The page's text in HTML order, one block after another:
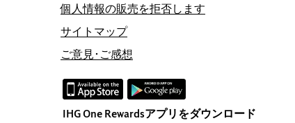
個人情報の販売を拒否します
サイトマップ
ご意見･ご感想
IHG One Rewardsアプリをダウンロード
合わせた上で、5倍のIHG®リワーズクラブ